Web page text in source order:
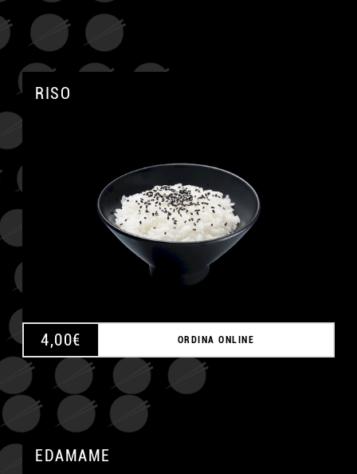
RISO
4,00€ ORDINA ONLINE
EDAMAME